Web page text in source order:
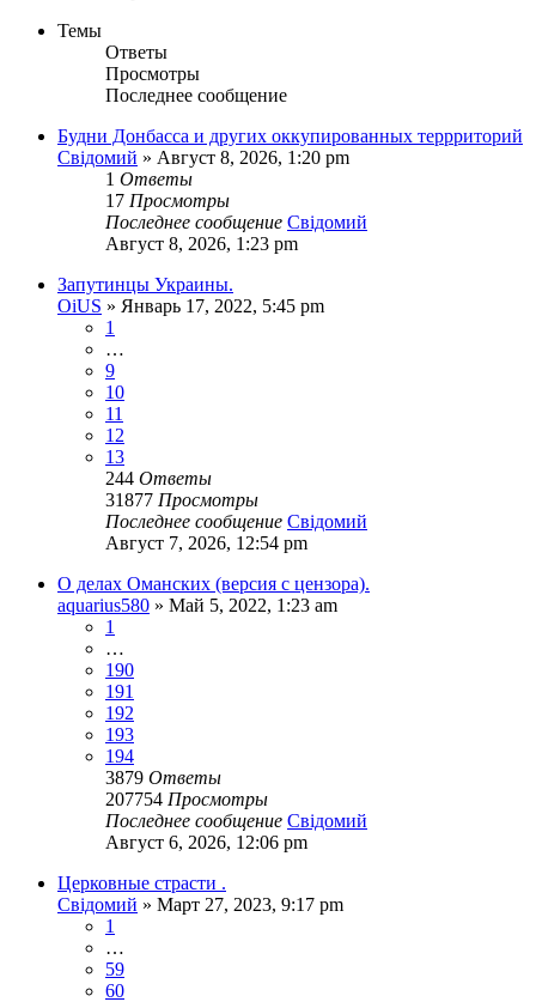
Темы
Ответы
Просмотры
Последнее сообщение
Будни Донбасса и других оккупированных террриторий
Свідомий » Август 8, 2026, 1:20 pm
1 Ответы
17 Просмотры
Последнее сообщение Свідомий
Август 8, 2026, 1:23 pm
Запутинцы Украины.
OiUS » Январь 17, 2022, 5:45 pm
1
…
9
10
11
12
13
244 Ответы
31877 Просмотры
Последнее сообщение Свідомий
Август 7, 2026, 12:54 pm
О делах Оманских (версия с цензора).
aquarius580 » Май 5, 2022, 1:23 am
1
…
190
191
192
193
194
3879 Ответы
207754 Просмотры
Последнее сообщение Свідомий
Август 6, 2026, 12:06 pm
Церковные страсти .
Свідомий » Март 27, 2023, 9:17 pm
1
…
59
60